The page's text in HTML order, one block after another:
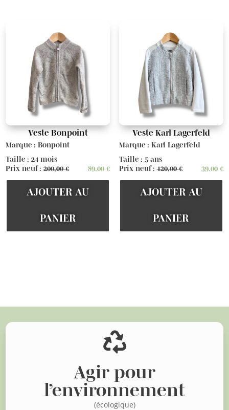
Veste Bonpoint
Marque : Bonpoint
Taille : 24 mois
Prix neuf :200,00€ 89,00€
AJOUTER AU
PANIER
Veste Karl Lagerfeld
Marque : Karl Lagerfeld
Taille : 5 ans
Prix neuf :120,00€ 39,00 €
AJOUTER AU
PANIER

Agir pour
l’environnement
(écologique)